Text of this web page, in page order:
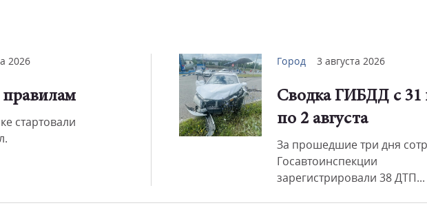
2026
стартовали
Город 3 августа 2026
Сводка ГИБДД с 31
по 2 августа
За прошедшие три дня
Госавтоинспекции
зарегистрировали 38 ДТП...